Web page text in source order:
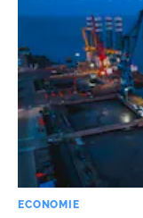
ECONOMIE